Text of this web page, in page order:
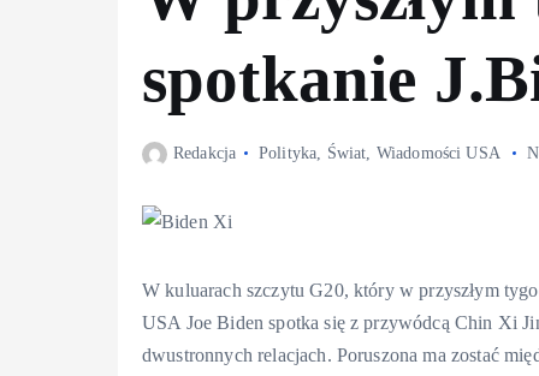
spotkanie
Redakcja Polityka, Świat, Wiadomości USA
W kuluarach szczytu G20, który w przyszłym
USA Joe Biden spotka się z przywódcą Chin Xi
dwustronnych relacjach. Poruszona ma zostać